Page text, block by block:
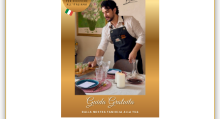
Trasforma le tue cene in esperienze
indimenticabili
Diventa l’ospite che i tuoi invitati ricorderanno
Consigli, ispirazioni & Arte dell'ospitalità